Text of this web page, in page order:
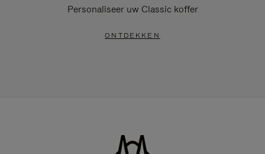
Personaliseer uw Classic koffer
ONTDEKKEN